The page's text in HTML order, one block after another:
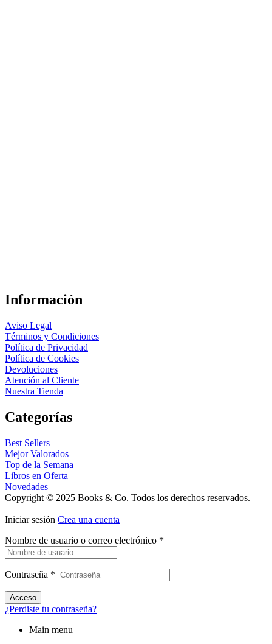
Información
Aviso Legal
Términos y Condiciones
Política de Privacidad
Política de Cookies
Devoluciones
Atención al Cliente
Nuestra Tienda
Categorías
Best Sellers
Mejor Valorados
Top de la Semana
Libros en Oferta
Novedades
Copyright © 2025 Books & Co. Todos los derechos reservados.
Iniciar sesión Crea una cuenta
Nombre de usuario o correo electrónico *
Contraseña *
Acceso
¿Perdiste tu contraseña?
Main menu